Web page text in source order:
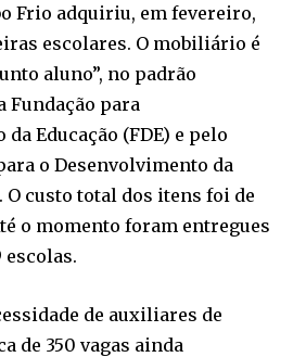
Frio adquiriu, em fevereiro,
escolares. O mobiliário é
aluno”, no padrão
Fundação para
Educação (FDE) e pelo
o Desenvolvimento da
O custo total dos itens foi de
o momento foram entregues
escolas.
de auxiliares de
de 350 vagas ainda